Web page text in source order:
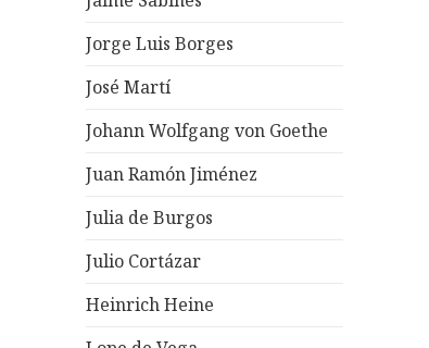
Jorge Luis Borges
José Martí
Johann Wolfgang von Goethe
Juan Ramón Jiménez
Julia de Burgos
Julio Cortázar
Heinrich Heine